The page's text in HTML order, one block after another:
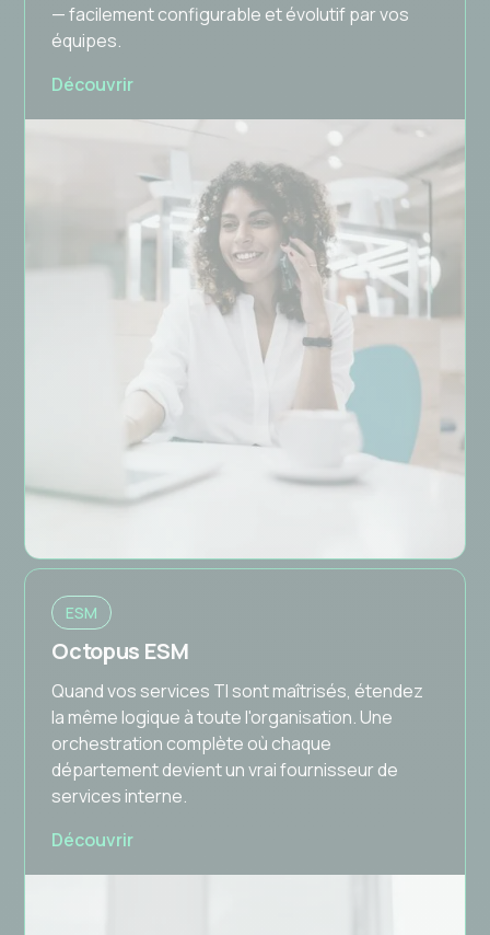
— facilement configurable et évolutif par vos
équipes.
Découvrir
ESM
Octopus ESM
Quand vos services TI sont maîtrisés, étendez
la même logique à toute l'organisation. Une
orchestration complète où chaque
département devient un vrai fournisseur de
services interne.
Découvrir